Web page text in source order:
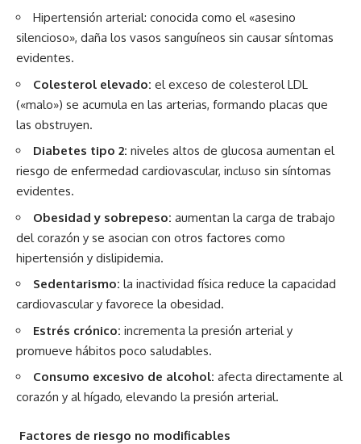
Hipertensión arterial: conocida como el «asesino
silencioso», daña los vasos sanguíneos sin causar síntomas
evidentes.
Colesterol elevado: el exceso de colesterol LDL
(«malo») se acumula en las arterias, formando placas que
las obstruyen.
Diabetes tipo 2: niveles altos de glucosa aumentan el
riesgo de enfermedad cardiovascular, incluso sin síntomas
evidentes.
Obesidad y sobrepeso: aumentan la carga de trabajo
del corazón y se asocian con otros factores como
hipertensión y dislipidemia.
Sedentarismo: la inactividad física reduce la capacidad
cardiovascular y favorece la obesidad.
Estrés crónico: incrementa la presión arterial y
promueve hábitos poco saludables.
Consumo excesivo de alcohol: afecta directamente al
corazón y al hígado, elevando la presión arterial.
Factores de riesgo no modificables